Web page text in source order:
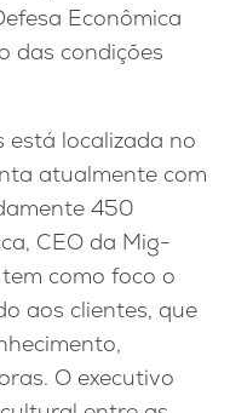
Econômica
das condições
está localizada no
atualmente com
450
CEO da Mig-
como foco o
aos clientes, que
O executivo